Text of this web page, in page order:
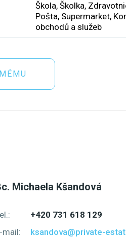
Škola, Školka,
Pošta, Supermarket,
obchodů a služeb
Michaela Kšandová
+420 731 618 129
mail:
ksandova@private-